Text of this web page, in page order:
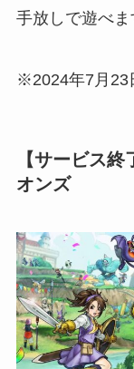
手放しで遊べま
※2024年7月23
【サービス
オンズ